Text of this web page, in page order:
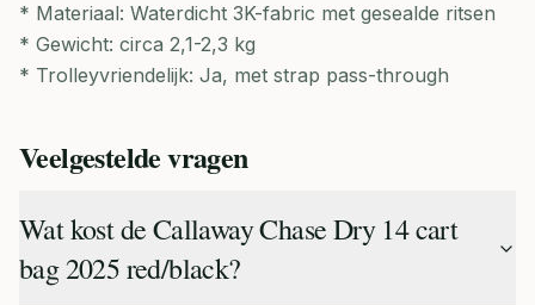
* Materiaal: Waterdicht 3K-fabric met gesealde ritsen
* Gewicht: circa 2,1-2,3 kg
* Trolleyvriendelijk: Ja, met strap pass-through
Veelgestelde vragen
Wat kost de Callaway Chase Dry 14 cart
bag 2025 red/black?